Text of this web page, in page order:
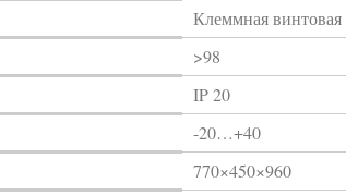
Клеммная винтовая
>98
IP 20
-20…+40
770×450×960